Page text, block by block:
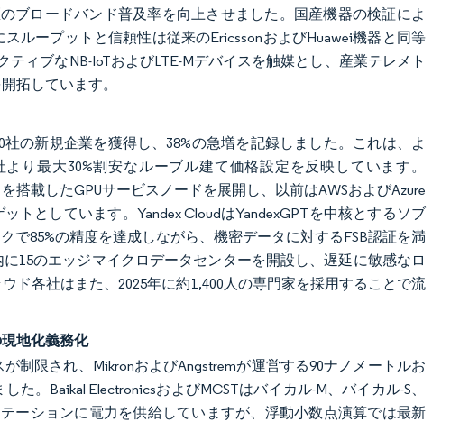
ブロードバンド普及率を向上させました。国産機器の検証によ
ループットと信頼性は従来のEricssonおよびHuawei機器と同等
ィブなNB-IoTおよびLTE-Mデバイスを触媒とし、産業テレメト
拓しています。
社の新規企業を獲得し、38%の急増を記録しました。これは、よ
り最大30%割安なルーブル建て価格設定を反映しています。
搭載したGPUサービスノードを展開し、以前はAWSおよびAzure
トとしています。Yandex CloudはYandexGPTを中核とするソブ
で85%の精度を達成しながら、機密データに対するFSB認証を満
15のエッジマイクロデータセンターを開設し、遅延に敏感なロ
ド各社はまた、2025年に約1,400人の専門家を採用することで流
地化義務化
制限され、MikronおよびAngstremが運営する90ナノメートルお
。Baikal ElectronicsおよびMCSTはバイカル-M、バイカル-S、
ーションに電力を供給していますが、浮動小数点演算では最新